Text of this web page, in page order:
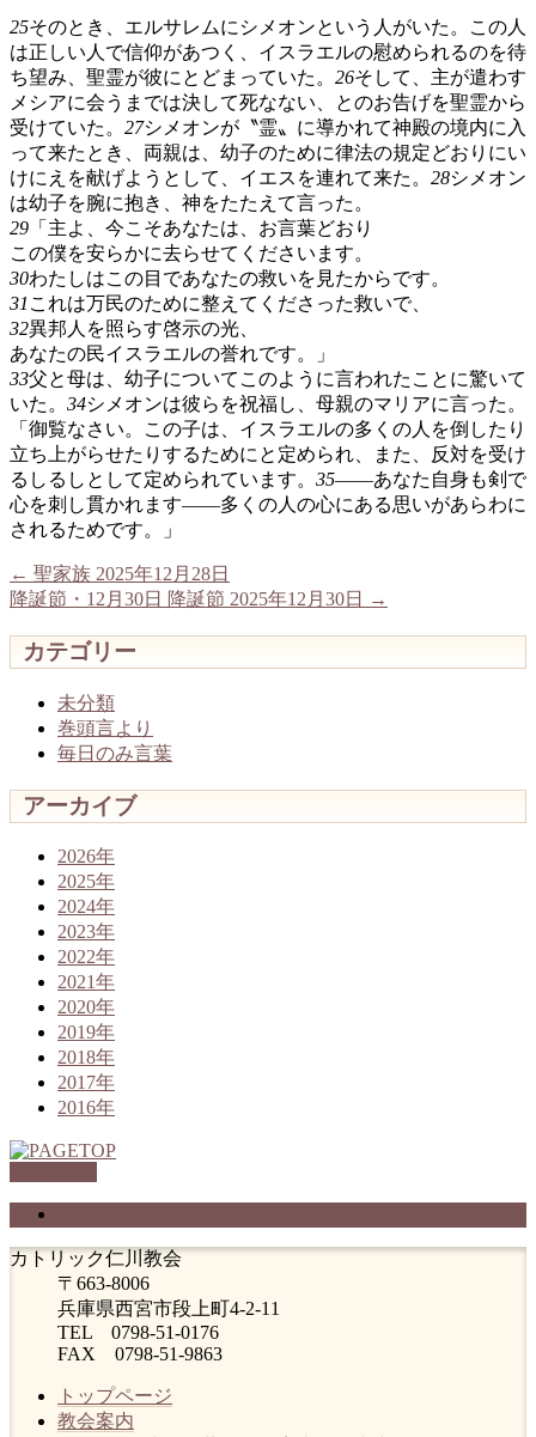
25そのとき、エルサレムにシメオンという人がいた。この人
は正しい人で信仰があつく、イスラエルの慰められるのを待
ち望み、聖霊が彼にとどまっていた。 26そして、主が遣わす
メシアに会うまでは決して死なない、とのお告げを聖霊から
受けていた。 27シメオンが〝霊〟に導かれて神殿の境内に入
って来たとき、両親は、幼子のために律法の規定どおりにい
けにえを献げようとして、イエスを連れて来た。 28シメオン
は幼子を腕に抱き、神をたたえて言った。
29 「主よ、今こそあなたは、お言葉どおり
この僕を安らかに去らせてくださいます。
30わたしはこの目であなたの救いを見たからです。
31これは万民のために整えてくださった救いで、
32異邦人を照らす啓示の光、
あなたの民イスラエルの誉れです。」
33父と母は、幼子についてこのように言われたことに驚いて
いた。 34シメオンは彼らを祝福し、母親のマリアに言った。
「御覧なさい。この子は、イスラエルの多くの人を倒したり
立ち上がらせたりするためにと定められ、また、反対を受け
るしるしとして定められています。 35――あなた自身も剣で
心を刺し貫かれます――多くの人の心にある思いがあらわに
されるためです。」
← 聖家族 2025年12月28日
降誕節・12月30日 降誕節 2025年12月30日
→
カテゴリー
未分類
巻頭言より
毎日のみ言葉
アーカイブ
2026年
2025年
2024年
2023年
2022年
2021年
2020年
2019年
2018年
2017年
2016年
カトリック仁川教会
〒663-8006
兵庫県西宮市段上町4-2-11
TEL 0798-51-0176
FAX 0798-51-9863
トップページ
教会案内